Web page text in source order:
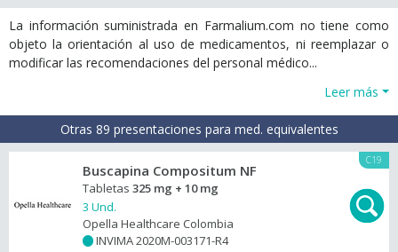
La información suministrada en Farmalium.com no tiene como
objeto la orientación al uso de medicamentos, ni reemplazar o
modificar las recomendaciones del personal médico...
Leer más
Otras 89 presentaciones para med. equivalentes
C19
Buscapina Compositum NF
Tabletas 325 mg + 10 mg
3 Und.
Opella Healthcare Colombia
INVIMA 2020M-003171-R4